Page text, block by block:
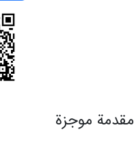
مقدمة موجزة